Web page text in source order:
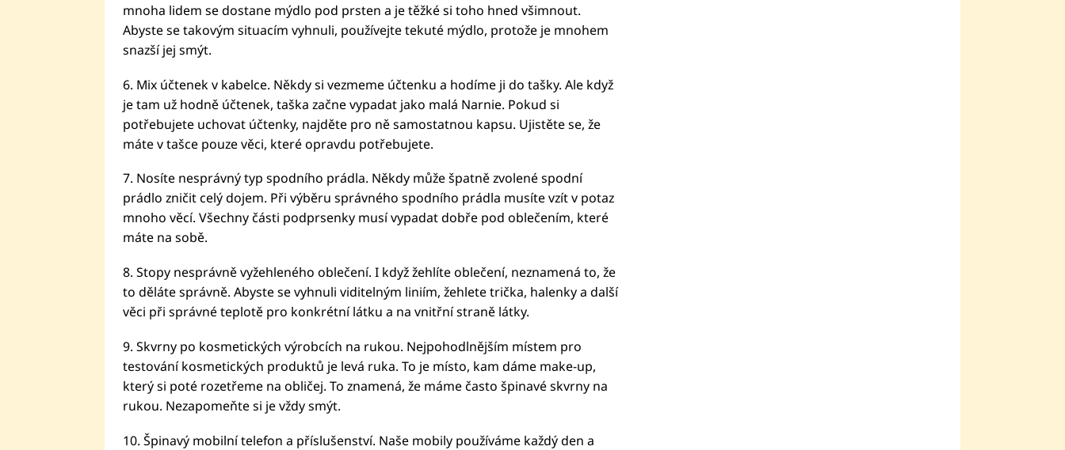
mnoha lidem se dostane mýdlo pod prsten a je těžké si toho hned všimnout.
Abyste se takovým situacím vyhnuli, používejte tekuté mýdlo, protože je mnohem
snazší jej smýt.
6. Mix účtenek v kabelce. Někdy si vezmeme účtenku a hodíme ji do tašky. Ale když
je tam už hodně účtenek, taška začne vypadat jako malá Narnie. Pokud si
potřebujete uchovat účtenky, najděte pro ně samostatnou kapsu. Ujistěte se, že
máte v tašce pouze věci, které opravdu potřebujete.
7. Nosíte nesprávný typ spodního prádla. Někdy může špatně zvolené spodní
prádlo zničit celý dojem. Při výběru správného spodního prádla musíte vzít v potaz
mnoho věcí. Všechny části podprsenky musí vypadat dobře pod oblečením, které
máte na sobě.
8. Stopy nesprávně vyžehleného oblečení. I když žehlíte oblečení, neznamená to, že
to děláte správně. Abyste se vyhnuli viditelným liniím, žehlete trička, halenky a další
věci při správné teplotě pro konkrétní látku a na vnitřní straně látky.
9. Skvrny po kosmetických výrobcích na rukou. Nejpohodlnějším místem pro
testování kosmetických produktů je levá ruka. To je místo, kam dáme make-up,
který si poté rozetřeme na obličej. To znamená, že máme často špinavé skvrny na
rukou. Nezapomeňte si je vždy smýt.
10. Špinavý mobilní telefon a příslušenství. Naše mobily používáme každý den a